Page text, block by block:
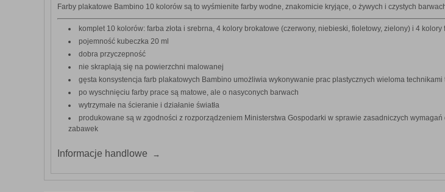
Farby plakatowe Bambino 10 kolorów są to wyśmienite farby wodne, znakomicie kryjące, o żywych i czystych
komplet 10 kolorów: farba złota i srebrna, 4 kolory brokatowe (czerwony, niebieski, fioletowy, zielony) i 4
pojemność kubeczka 20 ml
dobra przyczepność
nie skraplają się na powierzchni malowanej
gęsta konsystencja farb plakatowych Bambino umożliwia wykonywanie prac plastycznych wieloma
po wyschnięciu farby prace są matowe, ale o nasyconych barwach
wytrzymałe na ścieranie i działanie światła
produkowane są w zgodności z rozporządzeniem Ministerstwa Gospodarki w sprawie zasadniczych
zabawek
Informacje handlowe